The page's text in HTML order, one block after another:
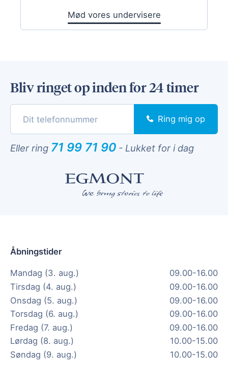
Mød vores undervisere
Bliv ringet op inden for 24 timer
Ring mig op
Eller ring 71 99 71 90 - Lukket for i dag
Åbningstider
Mandag (3. aug.)
09.00-16.00
Tirsdag (4. aug.)
09.00-16.00
Onsdag (5. aug.)
09.00-16.00
Torsdag (6. aug.)
09.00-16.00
Fredag (7. aug.)
09.00-16.00
Lørdag (8. aug.)
10.00-15.00
Søndag (9. aug.)
10.00-15.00